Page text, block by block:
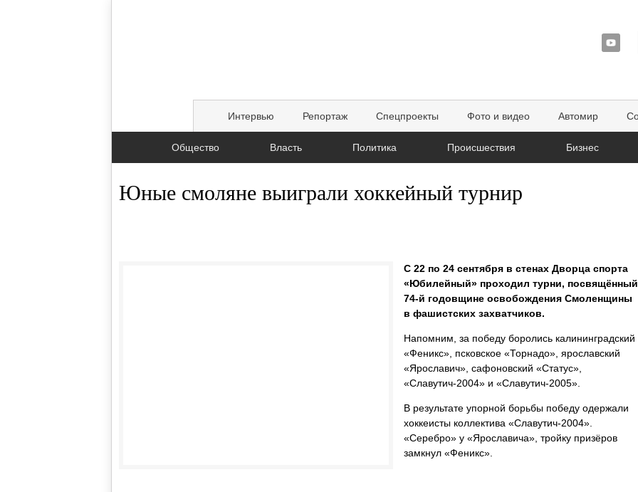
Интервью Репортаж Спецпроекты Фото и видео Автомир
Общество Власть Политика Происшествия Бизнес
Юные смоляне выиграли хоккейный турнир
С 22 по 24 сентября в стенах Дворца спорта
«Юбилейный» проходил турни, посвящённый
74-й годовщине освобождения Смоленщины
в фашистских захватчиков.
Напомним, за победу боролись калининградский
«Феникс», псковское «Торнадо», ярославский
«Ярославич», сафоновский «Статус»,
«Славутич-2004» и «Славутич-2005».
В результате упорной борьбы победу одержали
хоккеисты коллектива «Славутич-2004».
«Серебро» у «Ярославича», тройку призёров
замкнул «Феникс».